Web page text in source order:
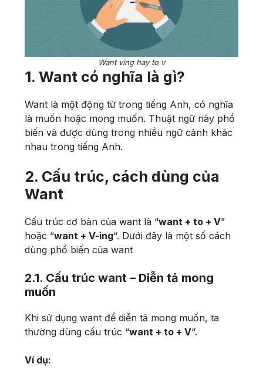
Want ving hay to v
1. Want có nghĩa là gì?
Want là một động từ trong tiếng Anh, có nghĩa
là muốn hoặc mong muốn. Thuật ngữ này phổ
biến và được dùng trong nhiều ngữ cảnh khác
nhau trong tiếng Anh.
2. Cấu trúc, cách dùng của
Want
Cấu trúc cơ bản của want là “want + to + V”
hoặc “want + V-ing“. Dưới đây là một số cách
dùng phổ biến của want
2.1. Cấu trúc want – Diễn tả mong
muốn
Khi sử dụng want để diễn tả mong muốn, ta
thường dùng cấu trúc “want + to + V“.
Ví dụ: